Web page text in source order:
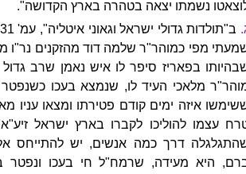
נשמתו יצאה בטהרה בארץ הקדושה".
מפי כמוהר"ר שלמה דוד מהזקנים נר"ו
בפאריז סיפר לו איש נאמן שרב
מלאכי העיד לו, שנמצא בעכו
איזה ימים קודם פטירתו ומצאו עניו
עצמו להוליכו לקברו בארץ ישראל
דרך כמה אנשים, יש להתייחס
היא מעידה, שרמח"ל חי בעכו ונפטר